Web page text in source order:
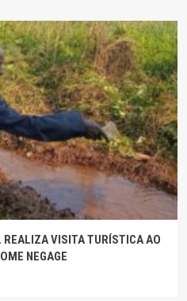
VISITA TURÍSTICA AO
NEGAGE